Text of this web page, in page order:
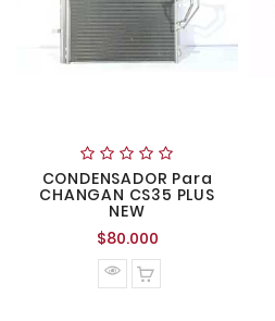
CONDENSADOR Para
CHANGAN CS35 PLUS
NEW
$80.000Precio
normal